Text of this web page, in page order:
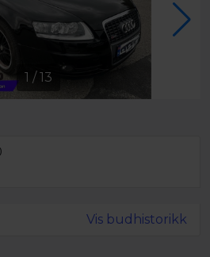
1 /13
Vis budhistorikk